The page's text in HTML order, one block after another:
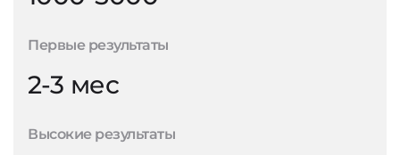
Первые результаты
2-3 мес
Высокие результаты